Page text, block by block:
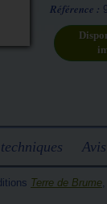
Référence :
Terre de Brume